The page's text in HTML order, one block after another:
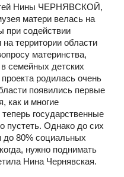
Нины ЧЕРНЯВСКОЙ,
матери велась на
при содействии
территории области
материнства,
семейных детских
родилась очень
появились первые
как и многие
государственные
пустеть. Однако до сих
до 80% социальных
нужно поднимать
Нина Чернявская.